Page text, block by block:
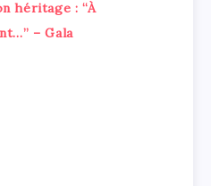
héritage : “À
– Gala